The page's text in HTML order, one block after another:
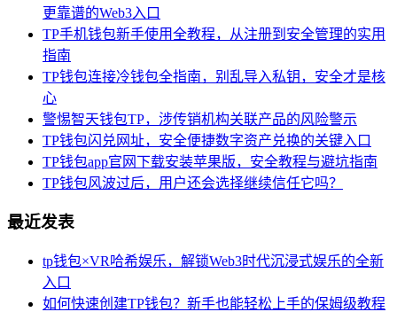
更靠谱的Web3入口
TP手机钱包新手使用全教程，从注册到安全管理的实用
指南
TP钱包连接冷钱包全指南，别乱导入私钥，安全才是核
心
警惕智天钱包TP，涉传销机构关联产品的风险警示
TP钱包闪兑网址，安全便捷数字资产兑换的关键入口
TP钱包app官网下载安装苹果版，安全教程与避坑指南
TP钱包风波过后，用户还会选择继续信任它吗？
最近发表
tp钱包×VR哈希娱乐，解锁Web3时代沉浸式娱乐的全新
入口
如何快速创建TP钱包？新手也能轻松上手的保姆级教程